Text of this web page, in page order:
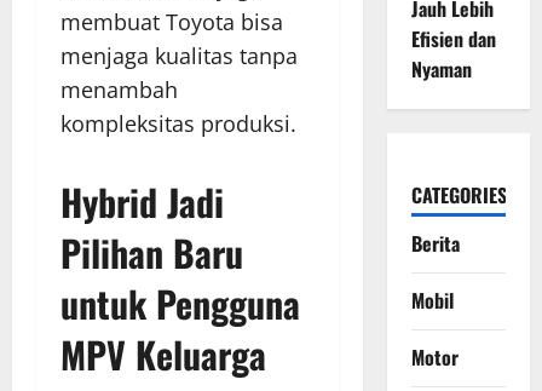
membuat Toyota bisa
menjaga kualitas tanpa
menambah
kompleksitas produksi.
Hybrid Jadi
Pilihan Baru
untuk Pengguna
MPV Keluarga
Jauh Lebih
Efisien dan
Nyaman
CATEGORIES
Berita
Mobil
Motor